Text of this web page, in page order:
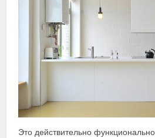
Это действительно